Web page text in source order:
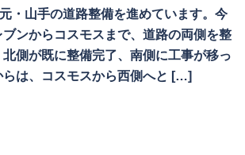
・山手の道路整備を進めています。今
ンからコスモスまで、道路の両側を整
側が既に整備完了、南側に工事が移っ
らは、コスモスから西側へと […]